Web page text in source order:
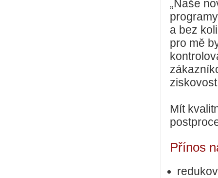
„Naše
a bez
pro mě
Mít
Přínos